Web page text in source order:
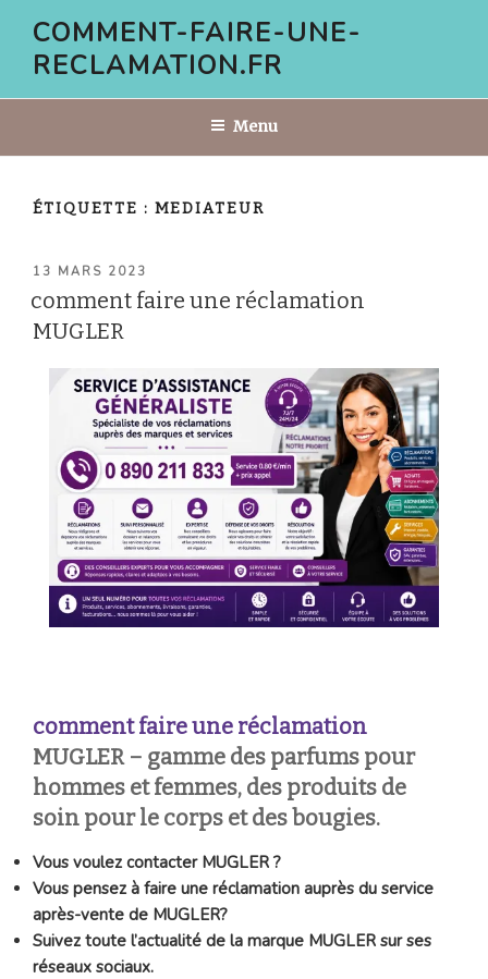
contenu
COMMENT-FAIRE-UNE-
RECLAMATION.FR
Menu
ÉTIQUETTE : MEDIATEUR
PUBLIÉ
13 MARS 2023
comment faire une réclamation
MUGLER
comment faire une réclamation
MUGLER – gamme des parfums pour
hommes et femmes, des produits de
soin pour le corps et des bougies.
Vous voulez contacter MUGLER ?
Vous pensez à faire une réclamation auprès du service
après-vente de MUGLER?
Suivez toute l’actualité de la marque MUGLER sur ses
réseaux sociaux.